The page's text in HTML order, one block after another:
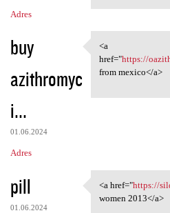
Adres
buy
azithromyc
i...
01.06.2024
Adres
<a
<a
href="https://
from mexico</a>
pill
01.06.2024
<a
<a href="https://
women 2013</a>